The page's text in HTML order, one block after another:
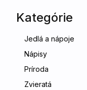
Kategórie
Jedlá a nápoje
Nápisy
Príroda
Zvieratá